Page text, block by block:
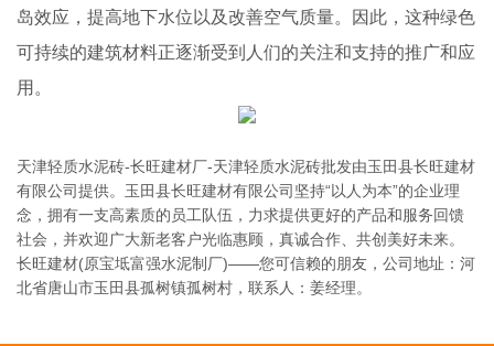
岛效应，提高地下水位以及改善空气质量。因此，这种绿色
可持续的建筑材料正逐渐受到人们的关注和支持的推广和应
用。
天津轻质水泥砖-长旺建材厂-天津轻质水泥砖批发由玉田县长旺建材
有限公司提供。玉田县长旺建材有限公司坚持“以人为本”的企业理
念，拥有一支高素质的员工队伍，力求提供更好的产品和服务回馈
社会，并欢迎广大新老客户光临惠顾，真诚合作、共创美好未来。
长旺建材(原宝坻富强水泥制厂)——您可信赖的朋友，公司地址：河
北省唐山市玉田县孤树镇孤树村，联系人：姜经理。